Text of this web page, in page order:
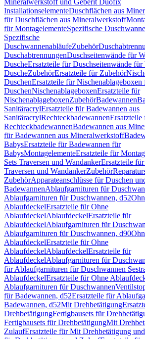
Mineralwerkstoff und Geberit Duofix
InstallationselementeDuschflächen aus
für Duschflächen aus Mineralwerkstoff
für MontagelementeSpezifische
Spezifische
DuschwannenabläufeZubehör
DuschabtrennungenDuschseitenwände für
DuscheErsatzteile für Duschseitenwände
DuscheZubehörErsatzteile für Zubehör
DuschenErsatzteile für Nischenablageboxen
DuschenNischenablageboxenErsatzteile für
NischenablageboxenZubehörBadewannen
SanitäracrylErsatzteile für Badewannen aus
SanitäracrylRechteckbadewannenErsatzteile
RechteckbadewannenBadewannen aus
für Badewannen aus Mineralwerkstoff
BabysErsatzteile für Badewannen für
BabysMontagelementeErsatzteile für
Sets Traversen und WandankerErsatzteile
Traversen und WandankerZubehör
ZubehörApparateanschlüsse für Duschen
BadewannenAblaufgarnituren für
Ablaufgarnituren für Duschwannen, d52
AblaufdeckelErsatzteile für Ohne
AblaufdeckelAblaufdeckelErsatzteile für
AblaufdeckelAblaufgarnituren für
Ablaufgarnituren für Duschwannen, d90
AblaufdeckelErsatzteile für Ohne
AblaufdeckelAblaufdeckelErsatzteile für
AblaufdeckelAblaufgarnituren für
für Ablaufgarnituren für Duschwannen
AblaufdeckelErsatzteile für Ohne
Ablaufgarnituren für Duschwannen
für Badewannen, d52Ersatzteile für
Badewannen, d52Mit Drehbetätigung
DrehbetätigungFertigbausets für
Fertigbausets für DrehbetätigungMit
ZulaufErsatzteile für Mit Drehbetätigung